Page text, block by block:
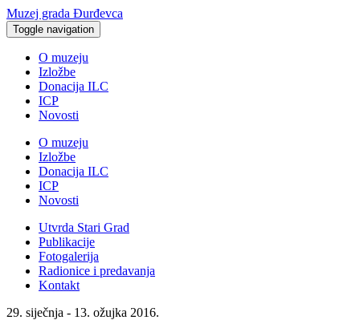
Muzej grada Đurđevca
Toggle navigation
O muzeju
Izložbe
Donacija ILC
ICP
Novosti
O muzeju
Izložbe
Donacija ILC
ICP
Novosti
Utvrda Stari Grad
Publikacije
Fotogalerija
Radionice i predavanja
Kontakt
29. siječnja - 13. ožujka 2016.